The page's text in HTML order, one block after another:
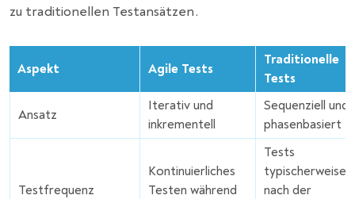
zu traditionellen Testansätzen.
Aspekt Agile Tests
Traditionelle
Tests
Ansatz
Iterativ und
inkrementell
Sequenziell und
phasenbasiert
Testfrequenz
Kontinuierliches
Testen während
Tests
typischerweise
nach der